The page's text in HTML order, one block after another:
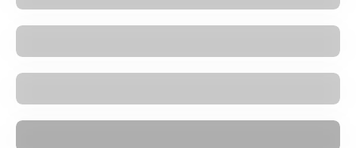
Retrostar Fauteuil à bascule
Retrostar Fauteuil lounge à bascule
Retrostar Fauteuil lounge